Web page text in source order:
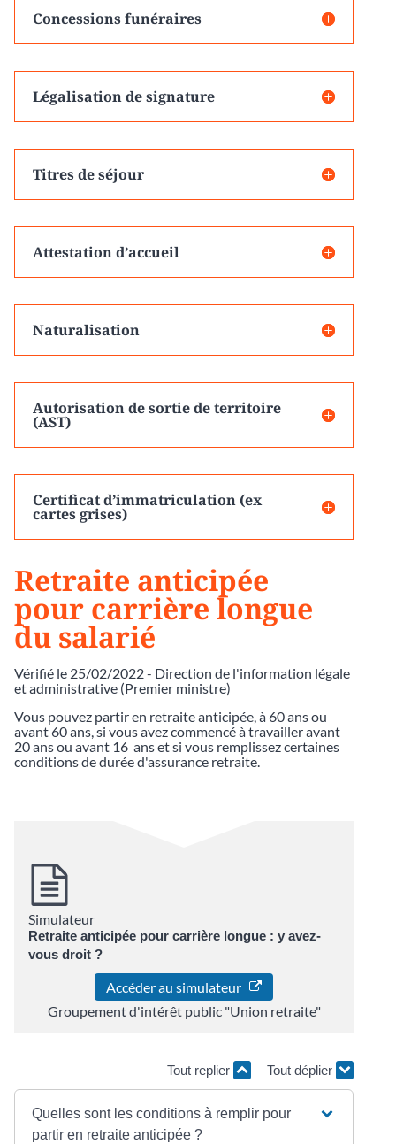
Concessions funéraires
Légalisation de signature
Titres de séjour
Attestation d’accueil
Naturalisation
Autorisation de sortie de territoire
(AST)
Certificat d’immatriculation (ex
cartes grises)
Retraite anticipée
pour carrière longue
du salarié
Vérifié le 25/02/2022 - Direction de l'information légale
et administrative (Premier ministre)
Vous pouvez partir en retraite anticipée, à 60 ans ou
avant 60 ans, si vous avez commencé à travailler avant
20 ans ou avant 16 ans et si vous remplissez certaines
conditions de durée d'assurance retraite.
Simulateur
Retraite anticipée pour carrière longue : y avez-
vous droit ?
Accéder au simulateur
Groupement d'intérêt public "Union retraite"
Tout replier Tout déplier
Quelles sont les conditions à remplir pour
partir en retraite anticipée ?